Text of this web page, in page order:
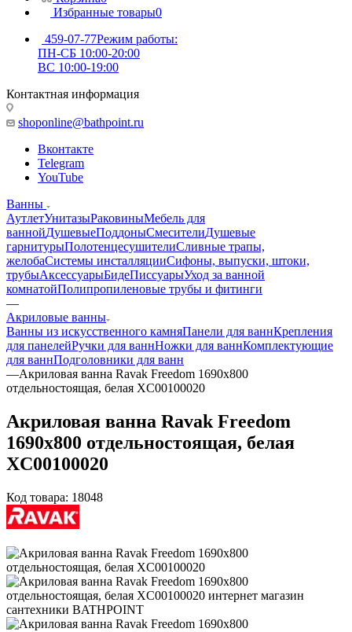
Избранные товары0
459-07-77Режим работы:
ПН-СБ 10:00-20:00
ВС 10:00-19:00
Контактная информация
shoponline@bathpoint.ru
Вконтакте
Telegram
YouTube
Ванны
АутлетУнитазыРаковиныМебель для
ваннойДушевыеПоддоныСмесителиДушевые
гарнитурыПолотенцесушителиСливные трапы,
желобаСистемы инсталляцииСифоны, выпуски, штоки,
трубыАксессуарыБидеПиссуарыУход за ванной
комнатойПолипропиленовые трубы и фитинги
—
Акриловые ванны
Ванны из искусственного камняПанели для ваннКрепления
для панелейРучки для ваннНожки для ваннКомплектующие
для ваннПодголовники для ванн
—Акриловая ванна Ravak Freedom 1690x800
отдельностоящая, белая XC00100020
Акриловая ванна Ravak Freedom
1690x800 отдельностоящая, белая
XC00100020
Код товара: 18048